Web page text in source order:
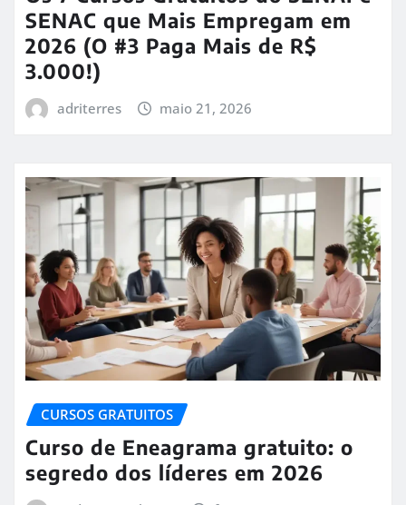
SENAC que Mais Empregam em
2026 (O #3 Paga Mais de R$
3.000!)
adriterres maio 21, 2026
CURSOS GRATUITOS
Curso de Eneagrama gratuito: o
segredo dos líderes em 2026